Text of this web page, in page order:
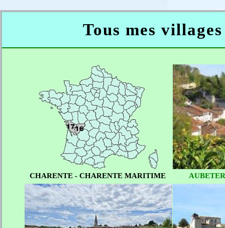
Tous mes
CHARENTE - CHARENTE MARITIME